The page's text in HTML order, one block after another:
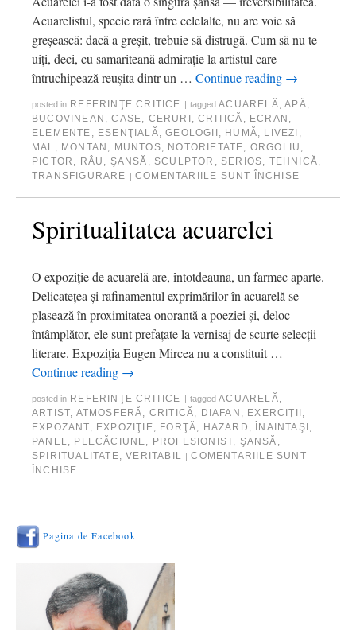
Acuarelistul, specie rară între celelalte, nu are voie să
greşească: dacă a greşit, trebuie să distrugă. Cum să nu te
uiţi, deci, cu samariteană admiraţie la artistul care
întruchipează reuşita dintr-un … Continue reading →
posted in REFERINŢE CRITICE tagged ACUARELĂ,APĂ,
BUCOVINEAN ,CASE, CERURI ,CRITICĂ , ECRAN ,
ELEMENTE , ESENŢIALĂ,GEOLOGII , HUMĂ, LIVEZI ,
MAL , MONTAN , MUNTOS, NOTORIETATE, ORGOLIU ,
PICTOR , RÂU , ŞANSĂ , SCULPTOR , SERIOS, TEHNICĂ,
TRANSFIGURARE
COMENTARIILE SUNT ÎNCHISE
Spiritualitatea acuarelei
O expoziţie de acuarelă are, întotdeauna, un farmec aparte.
Delicateţea şi rafinamentul exprimărilor în acuarelă se
plasează în proximitatea onorantă a poeziei şi, deloc
întâmplător, ele sunt prefaţate la vernisaj de scurte selecţii
literare. Expoziţia Eugen Mircea nu a constituit …
Continue reading →
posted in REFERINŢE CRITICE tagged ACUARELĂ,
ARTIST, ATMOSFERĂ, CRITICĂ, DIAFAN , EXERCIŢII ,
EXPOZANT, EXPOZIŢIE, FORŢĂ, HAZARD , ÎNAINTAŞI ,
PANEL, PLECĂCIUNE, PROFESIONIST, ŞANSĂ ,
SPIRITUALITATE,VERITABIL
COMENTARIILE SUNT
ÎNCHISE
Pagina de Facebook